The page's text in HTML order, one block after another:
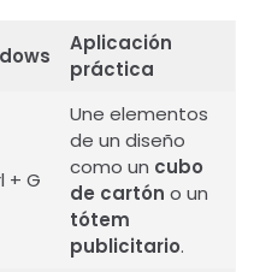
Aplicación
práctica
+ G
Une elementos
de un diseño
como un cubo
de cartón o un
tótem
publicitario.